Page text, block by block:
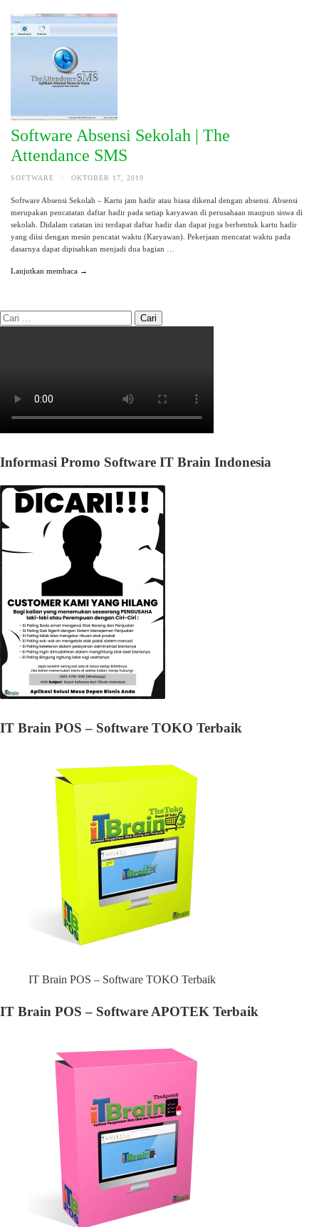
Software Absensi Sekolah | The
Attendance SMS
SOFTWARE · OKTOBER 17, 2019
Software Absensi Sekolah – Kartu jam hadir atau biasa dikenal dengan absensi. Absensi
merupakan pencatatan daftar hadir pada setiap karyawan di perusahaan maupun siswa di
sekolah. Didalam catatan ini terdapat daftar hadir dan dapat juga berbentuk kartu hadir
yang diisi dengan mesin pencatat waktu (Karyawan). Pekerjaan mencatat waktu pada
dasarnya dapat dipisahkan menjadi dua bagian …
Lanjutkan membaca →
Informasi Promo Software IT Brain Indonesia
IT Brain POS – Software TOKO Terbaik
IT Brain POS – Software TOKO Terbaik
IT Brain POS – Software APOTEK Terbaik